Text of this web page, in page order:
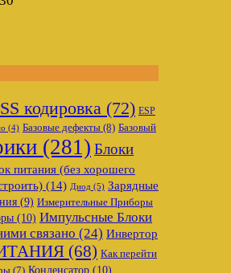
кодировка (72) ESP
(4) Базовые дефекты (8) Базовый
(281) Блоки
питания (без хорошего
(14) Диод (5) Зарядные
(9) Измерительные Приборы
(10) Импульсные Блоки
связано (24) Инвертор
(68) Как перейти
(7) Конденсатор (10)